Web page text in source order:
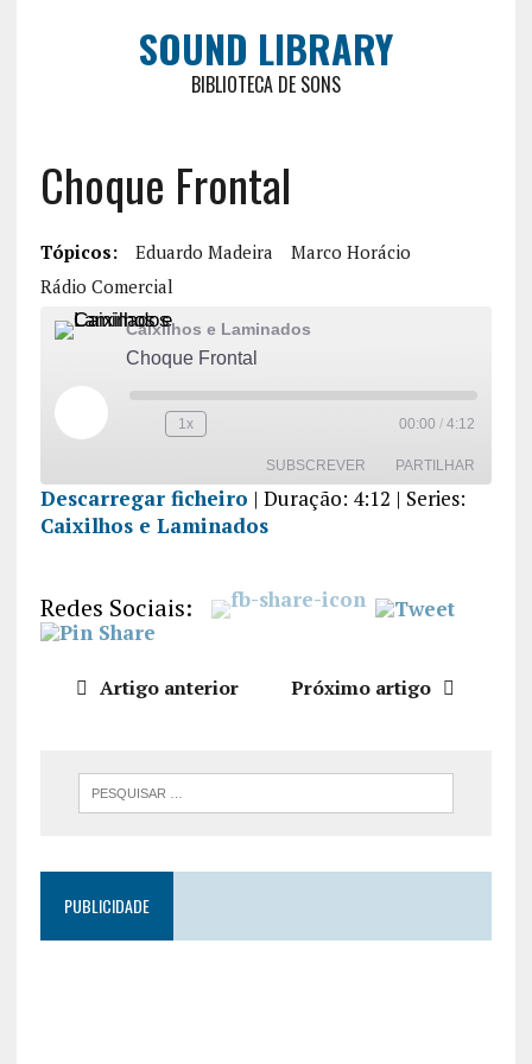
SOUND LIBRARY
BIBLIOTECA DE SONS
Choque Frontal
Tópicos: Eduardo Madeira
Marco Horácio
Rádio Comercial
Caixilhos e Laminados
Choque Frontal
1x 00:00 / 4:12
SUBSCREVER PARTILHAR
PARTILHA
INCORPO
RAR
Descarregar ficheiro | Duração: 4:12 | Series:
Caixilhos e Laminados
Redes Sociais:
Artigo anterior Próximo artigo
PUBLICIDADE